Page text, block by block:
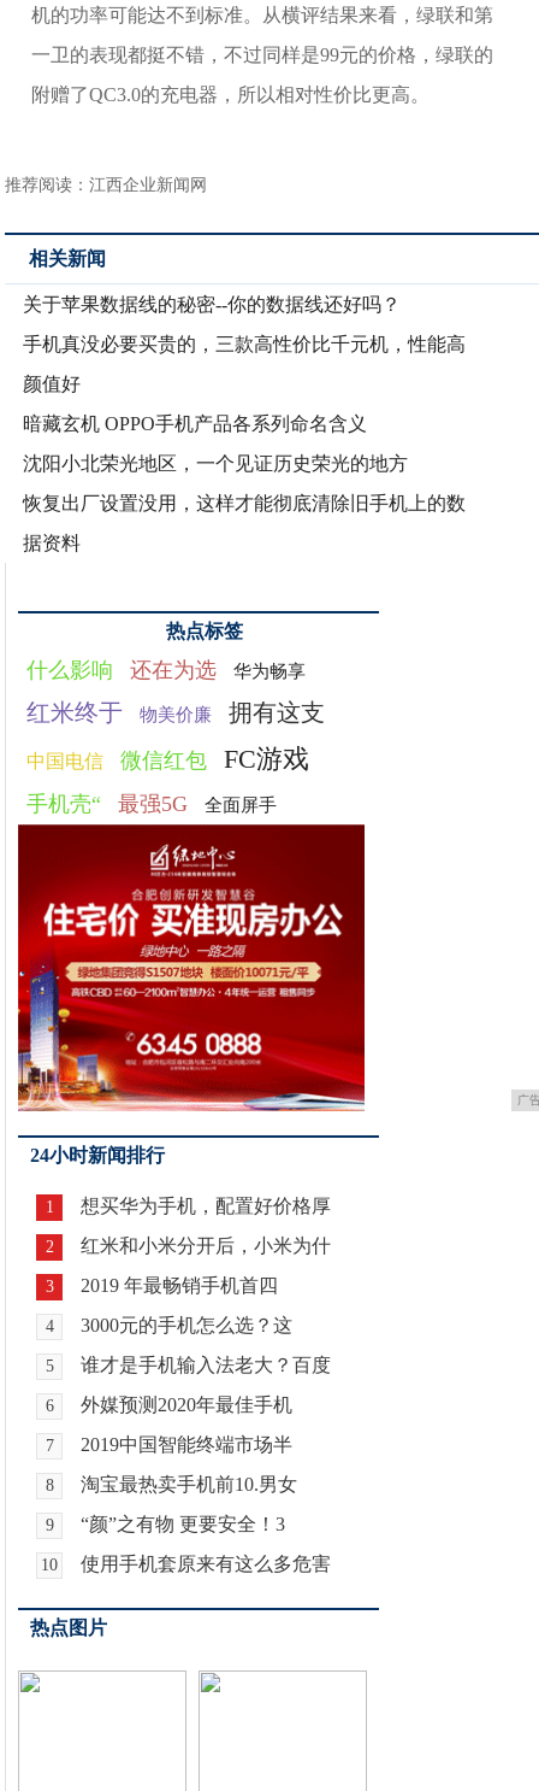
机的功率可能达不到标准。从横评结果来看，绿联和第
一卫的表现都挺不错，不过同样是99元的价格，绿联的
附赠了QC3.0的充电器，所以相对性价比更高。
推荐阅读：江西企业新闻网
相关新闻
关于苹果数据线的秘密--你的数据线还好吗？
手机真没必要买贵的，三款高性价比千元机，性能高
颜值好
暗藏玄机 OPPO手机产品各系列命名含义
沈阳小北荣光地区，一个见证历史荣光的地方
恢复出厂设置没用，这样才能彻底清除旧手机上的数
据资料
热点标签
什么影响 还在为选 华为畅享
红米终于 物美价廉 拥有这支
中国电信 微信红包 FC游戏
手机壳“ 最强5G 全面屏手
广
24小时新闻排行
1 想买华为手机，配置好价格厚
2 红米和小米分开后，小米为什
3 2019 年最畅销手机首四
4 3000元的手机怎么选？这
5 谁才是手机输入法老大？百度
6 外媒预测2020年最佳手机
7 2019中国智能终端市场半
8 淘宝最热卖手机前10.男女
9 “颜”之有物 更要安全！3
10 使用手机套原来有这么多危害
热点图片